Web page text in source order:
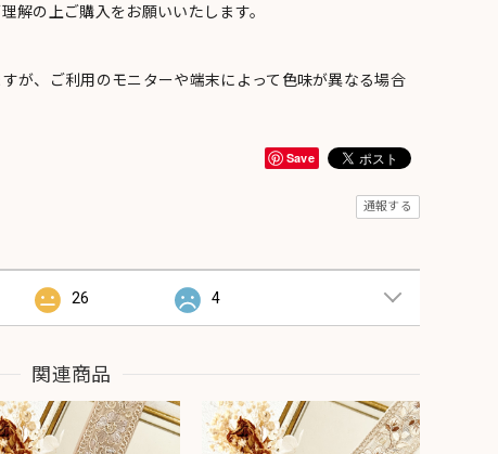
解の上ご購入をお願いいたします。
が、ご利用のモニターや端末によって色味が異なる場合
Save
通報する
26 4
関連商品